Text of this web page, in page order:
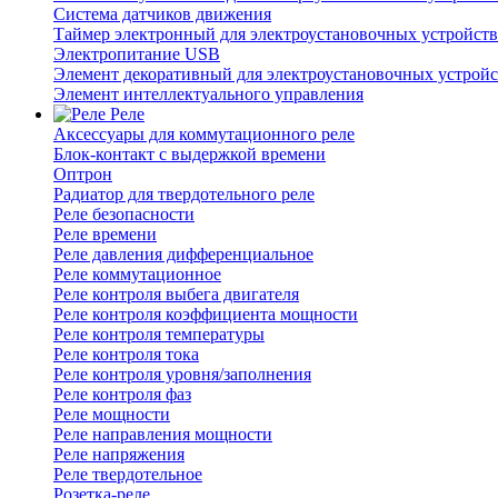
Система датчиков движения
Таймер электронный для электроустановочных устройств
Электропитание USB
Элемент декоративный для электроустановочных
Элемент интеллектуального управления
Реле
Аксессуары для коммутационного реле
Блок-контакт с выдержкой времени
Оптрон
Радиатор для твердотельного реле
Реле безопасности
Реле времени
Реле давления дифференциальное
Реле коммутационное
Реле контроля выбега двигателя
Реле контроля коэффициента мощности
Реле контроля температуры
Реле контроля тока
Реле контроля уровня/заполнения
Реле контроля фаз
Реле мощности
Реле направления мощности
Реле напряжения
Реле твердотельное
Розетка-реле